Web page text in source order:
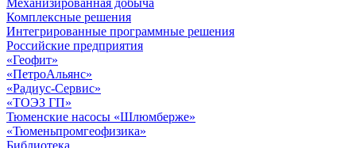
Комплексные решения
Интегрированные программные решения
Российские предприятия
«Геофит»
«ПетроАльянс»
«Радиус-Сервис»
«ТОЭЗ ГП»
Тюменские насосы «Шлюмберже»
«Тюменьпромгеофизика»
Библиотека